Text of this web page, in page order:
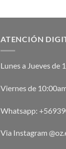
ATENCIÓN
Lunes a Jueves de
Viernes de
Whatsapp:
Via Instagram